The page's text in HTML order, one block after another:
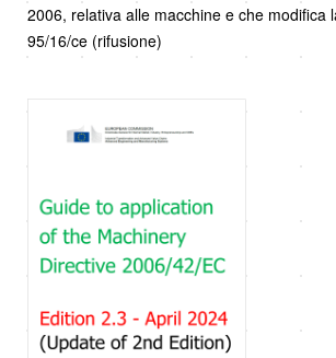
2006, relativa alle macchine e che modifica
95/16/ce (rifusione)